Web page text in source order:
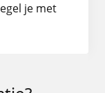
je met